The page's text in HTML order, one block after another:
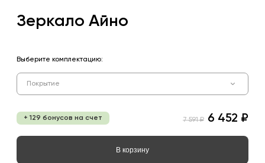
Зеркало Айно
Выберите комплектацию:
Покрытие
+ 129 бонусов на счет 7 591 ₽ 6 452 ₽
В корзину